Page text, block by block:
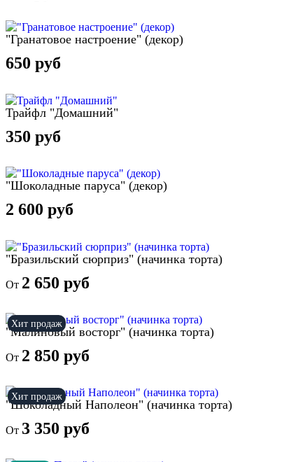
"Гранатовое настроение" (декор)
650 руб
Трайфл "Домашний"
350 руб
"Шоколадные паруса" (декор)
2 600 руб
"Бразильский сюрприз" (начинка торта)
От 2 650 руб
Хит продаж
"Малиновый восторг" (начинка торта)
От 2 850 руб
Хит продаж
"Шоколадный Наполеон" (начинка торта)
От 3 350 руб